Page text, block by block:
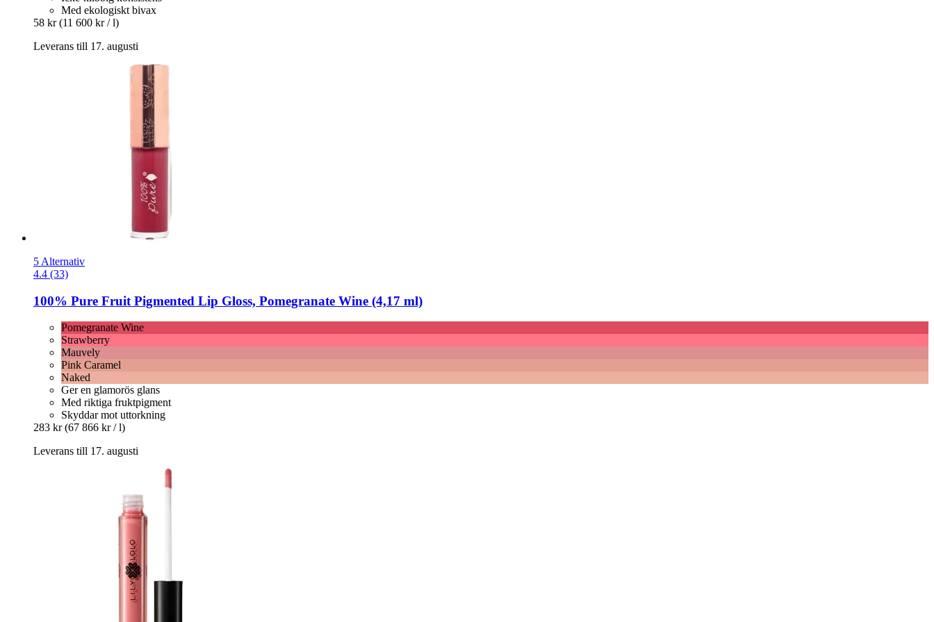
Med ekologiskt bivax
58 kr (11 600 kr / l)
Leverans till 17. augusti
5 Alternativ
4.4 (33)
100% Pure Fruit Pigmented Lip Gloss, Pomegranate Wine (4,17 ml)
Pomegranate Wine
Strawberry
Mauvely
Pink Caramel
Naked
Ger en glamorös glans
Med riktiga fruktpigment
Skyddar mot uttorkning
283 kr (67 866 kr / l)
Leverans till 17. augusti